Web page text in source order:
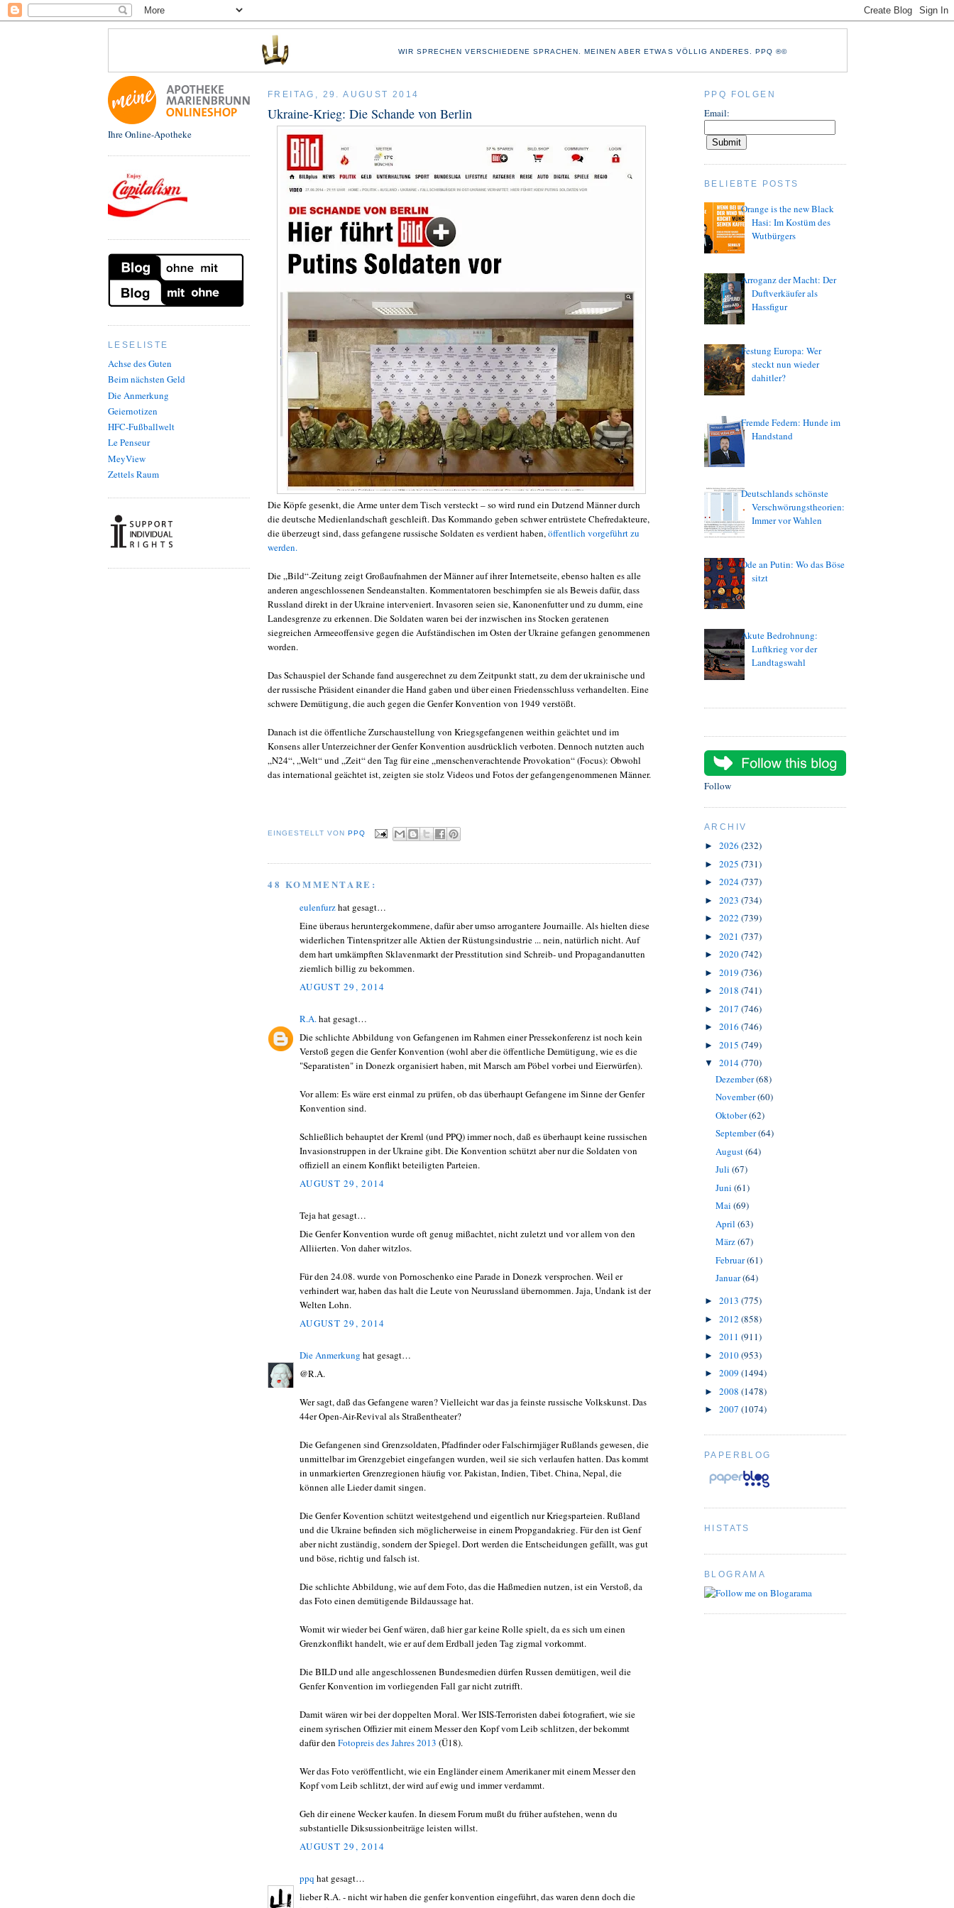
WIR SPRECHEN VERSCHIEDENE SPRACHEN. MEINEN ABER ETWAS VÖLLIG ANDERES. PPQ ®©
Ihre Online-Apotheke
LESELISTE
Achse des Guten
Beim nächsten Geld
Die Anmerkung
Geiernotizen
HFC-Fußballwelt
Le Penseur
MeyView
Zettels Raum
FREITAG, 29. AUGUST 2014
Ukraine-Krieg: Die Schande von Berlin
Die Köpfe gesenkt, die Arme unter dem Tisch versteckt – so wird rund ein Dutzend Männer durch
die deutsche Medienlandschaft geschleift. Das Kommando geben schwer entrüstete Chefredakteure,
die überzeugt sind, dass gefangene russische Soldaten es verdient haben, öffentlich vorgeführt zu
werden.
Die „Bild“-Zeitung zeigt Großaufnahmen der Männer auf ihrer Internetseite, ebenso halten es alle
anderen angeschlossenen Sendeanstalten. Kommentatoren beschimpfen sie als Beweis dafür, dass
Russland direkt in der Ukraine interveniert. Invasoren seien sie, Kanonenfutter und zu dumm, eine
Landesgrenze zu erkennen. Die Soldaten waren bei der inzwischen ins Stocken geratenen
siegreichen Armeeoffensive gegen die Aufständischen im Osten der Ukraine gefangen genommenen
worden.
Das Schauspiel der Schande fand ausgerechnet zu dem Zeitpunkt statt, zu dem der ukrainische und
der russische Präsident einander die Hand gaben und über einen Friedensschluss verhandelten. Eine
schwere Demütigung, die auch gegen die Genfer Konvention von 1949 verstößt.
Danach ist die öffentliche Zurschaustellung von Kriegsgefangenen weithin geächtet und im
Konsens aller Unterzeichner der Genfer Konvention ausdrücklich verboten. Dennoch nutzten auch
„N24“, „Welt“ und „Zeit“ den Tag für eine „menschenverachtende Provokation“ (Focus): Obwohl
das international geächtet ist, zeigten sie stolz Videos und Fotos der gefangengenommenen Männer.
EINGESTELLT VON PPQ
48 KOMMENTARE:
eulenfurzhat gesagt…
Eine überaus heruntergekommene, dafür aber umso arrogantere Journaille. Als hielten diese
widerlichen Tintenspritzer alle Aktien der Rüstungsindustrie ... nein, natürlich nicht. Auf
dem hart umkämpften Sklavenmarkt der Presstitution sind Schreib- und Propagandanutten
ziemlich billig zu bekommen.
AUGUST 29, 2014
R.A.hat gesagt…
Die schlichte Abbildung von Gefangenen im Rahmen einer Pressekonferenz ist noch kein
Verstoß gegen die Genfer Konvention (wohl aber die öffentliche Demütigung, wie es die
"Separatisten" in Donezk organisiert haben, mit Marsch am Pöbel vorbei und Eierwürfen).
Vor allem: Es wäre erst einmal zu prüfen, ob das überhaupt Gefangene im Sinne der Genfer
Konvention sind.
Schließlich behauptet der Kreml (und PPQ) immer noch, daß es überhaupt keine russischen
Invasionstruppen in der Ukraine gibt. Die Konvention schützt aber nur die Soldaten von
offiziell an einem Konflikt beteiligten Parteien.
AUGUST 29, 2014
Teja hat gesagt…
Die Genfer Konvention wurde oft genug mißachtet, nicht zuletzt und vor allem von den
Alliierten. Von daher witzlos.
Für den 24.08. wurde von Pornoschenko eine Parade in Donezk versprochen. Weil er
verhindert war, haben das halt die Leute von Neurussland übernommen. Jaja, Undank ist der
Welten Lohn.
AUGUST 29, 2014
Die Anmerkung hat gesagt…
@R.A.
Wer sagt, daß das Gefangene waren? Vielleicht war das ja feinste russische Volkskunst. Das
44er Open-Air-Revival als Straßentheater?
Die Gefangenen sind Grenzsoldaten, Pfadfinder oder Falschirmjäger Rußlands gewesen, die
unmittelbar im Grenzgebiet eingefangen wurden, weil sie sich verlaufen hatten. Das kommt
in unmarkierten Grenzregionen häufig vor. Pakistan, Indien, Tibet. China, Nepal, die
können alle Lieder damit singen.
Die Genfer Kovention schützt weitestgehend und eigentlich nur Kriegsparteien. Rußland
und die Ukraine befinden sich möglicherweise in einem Propgandakrieg. Für den ist Genf
aber nicht zuständig, sondern der Spiegel. Dort werden die Entscheidungen gefällt, was gut
und böse, richtig und falsch ist.
Die schlichte Abbildung, wie auf dem Foto, das die Haßmedien nutzen, ist ein Verstoß, da
das Foto einen demütigende Bildaussage hat.
Womit wir wieder bei Genf wären, daß hier gar keine Rolle spielt, da es sich um einen
Grenzkonflikt handelt, wie er auf dem Erdball jeden Tag zigmal vorkommt.
Die BILD und alle angeschlossenen Bundesmedien dürfen Russen demütigen, weil die
Genfer Konvention im vorliegenden Fall gar nicht zutrifft.
Damit wären wir bei der doppelten Moral. Wer ISIS-Terroristen dabei fotografiert, wie sie
einem syrischen Offizier mit einem Messer den Kopf vom Leib schlitzen, der bekommt
dafür den Fotopreis des Jahres 2013 (Ü18).
Wer das Foto veröffentlicht, wie ein Engländer einem Amerikaner mit einem Messer den
Kopf vom Leib schlitzt, der wird auf ewig und immer verdammt.
Geh dir einene Wecker kaufen. In diesem Forum mußt du früher aufstehen, wenn du
substantielle Diksussionbeiträge leisten willst.
AUGUST 29, 2014
ppq hat gesagt…
lieber R.A. - nicht wir haben die genfer konvention eingeführt, das waren denn doch die
PPQ FOLGEN
Email:
BELIEBTE POSTS
Orange is the new Black
Hasi: Im Kostüm des
Wutbürgers
Arroganz der Macht: Der
Duftverkäufer als
Hassfigur
Festung Europa: Wer
steckt nun wieder
dahitler?
Fremde Federn: Hunde im
Handstand
Deutschlands schönste
Verschwörungstheorien:
Immer vor Wahlen
Ode an Putin: Wo das Böse
sitzt
Akute Bedrohnung:
Luftkrieg vor der
Landtagswahl
Follow
ARCHIV
► 2026 (232)
► 2025 (731)
► 2024(737)
► 2023 (734)
► 2022 (739)
► 2021 (737)
► 2020(742)
► 2019 (736)
► 2018 (741)
► 2017 (746)
► 2016 (746)
► 2015 (749)
▼ 2014(770)
Dezember(68)
November(60)
Oktober(62)
September(64)
August(64)
Juli (67)
Juni (61)
Mai (69)
April (63)
März(67)
Februar(61)
Januar(64)
► 2013 (775)
► 2012 (858)
► 2011 (911)
► 2010(953)
► 2009 (1494)
► 2008 (1478)
► 2007 (1074)
PAPERBLOG
HISTATS
BLOGRAMA